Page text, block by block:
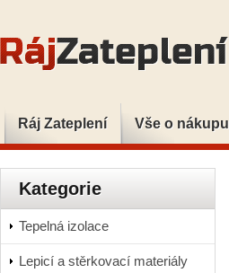
Ráj Zateplení Vše o nákupu
Kategorie
Tepelná izolace
Lepicí a stěrkovací materiály